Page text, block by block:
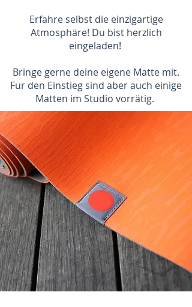
Erfahre selbst die einzigartige
Atmosphäre! Du bist herzlich
eingeladen!
Bringe gerne deine eigene Matte mit.
Für den Einstieg sind aber auch einige
Matten im Studio vorrätig.